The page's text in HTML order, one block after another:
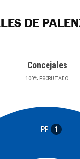
DE
Concejales
100% ESCRUTADO
PP 1